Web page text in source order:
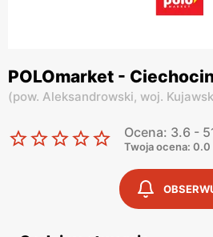
POLOmarket -
(pow. Aleksandrowski, woj.
Ocena: 3.6 -
Twoja ocena: 0.0